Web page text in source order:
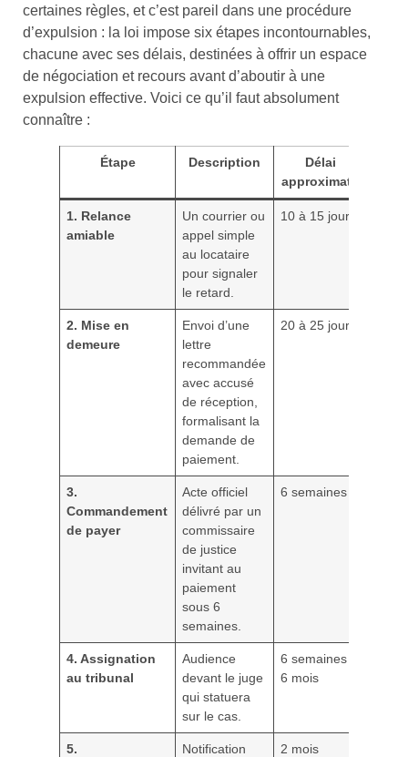
certaines règles, et c’est pareil dans une procédure
d’expulsion : la loi impose six étapes incontournables,
chacune avec ses délais, destinées à offrir un espace
de négociation et recours avant d’aboutir à une
expulsion effective. Voici ce qu’il faut absolument
connaître :
Étape Description
Délai
approximatif
1. Relance
amiable
Un courrier ou
appel simple
au locataire
pour signaler
le retard.
10 à 15 jours
2. Mise en
demeure
Envoi d’une
lettre
recommandée
avec accusé
de réception,
formalisant la
demande de
paiement.
20 à 25 jours
3.
Commandement
de payer
Acte officiel
délivré par un
commissaire
de justice
invitant au
paiement
sous 6
semaines.
6 semaines
4. Assignation
au tribunal
Audience
devant le juge
qui statuera
sur le cas.
6 semaines à
6 mois
5.
Notification
2 mois